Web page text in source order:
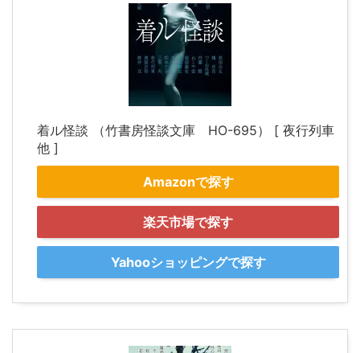
着ル怪談 （竹書房怪談文庫 HO-695） [ 夜行列車
他 ]
Amazonで探す
楽天市場で探す
Yahooショッピングで探す